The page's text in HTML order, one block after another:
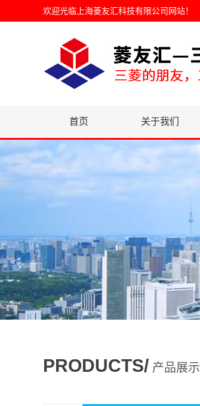
欢迎光临 上海菱友汇科技有限公司网站！
首页 关于我们
PRODUCTS/ 产品展示